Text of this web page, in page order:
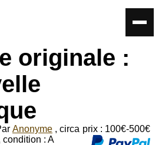
originale :
Anonyme , circa
condition : A
prix : 100€-500€